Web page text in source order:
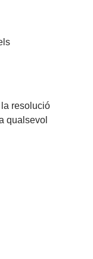
resolució
qualsevol